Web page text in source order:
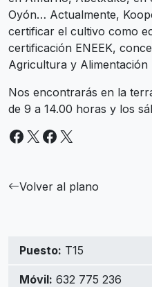
Oyón… Actualmente,
certificar el cultivo como
certificación ENEEK,
Agricultura y Alimentación
Nos encontrarás en la
de 9 a 14.00 horas y los
Facebook
X Facebook
X
Volver al plano
Puesto: T15
Móvil: 632 775 236